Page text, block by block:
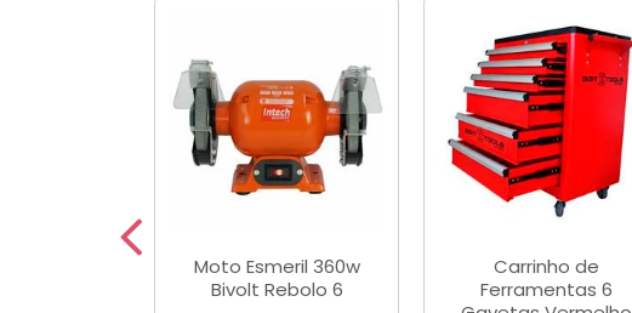
Moto Esmeril 360w
Bivolt Rebolo 6
Carrinho de
Ferramentas 6